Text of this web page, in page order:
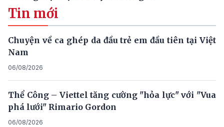
Tin mới
Chuyện về ca ghép da đầu trẻ em đầu tiên tại Việt
Nam
06/08/2026
Thể Công – Viettel tăng cường "hỏa lực" với "Vua
phá lưới" Rimario Gordon
06/08/2026